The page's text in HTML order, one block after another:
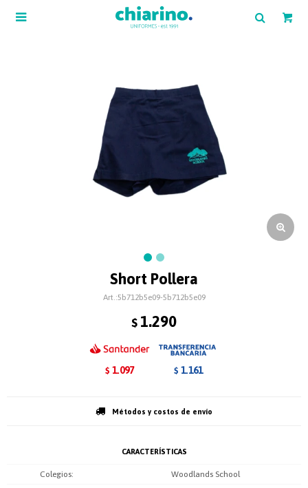

Short Pollera
5b712b5e09-5b712b5e09
$ 1.290
$ 1.097 $ 1.161
Métodos y costos de envío
CARACTERÍSTICAS
Colegios Woodlands School